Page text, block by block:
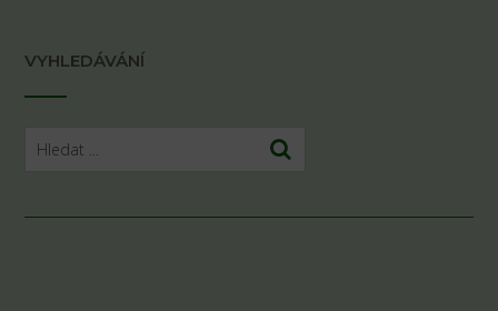
VYHLEDÁVÁNÍ